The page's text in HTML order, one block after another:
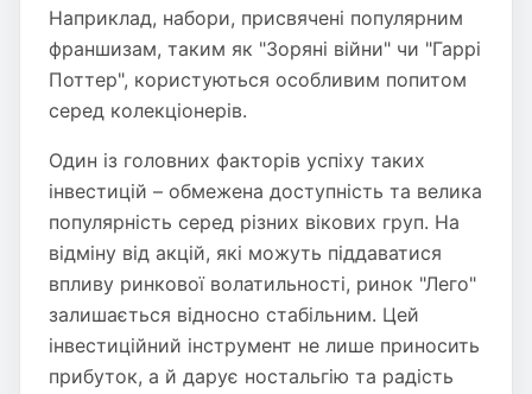
Наприклад, набори, присвячені популярним
франшизам, таким як "Зоряні війни" чи "Гаррі
Поттер", користуються особливим попитом
серед колекціонерів.
Один із головних факторів успіху таких
інвестицій – обмежена доступність та велика
популярність серед різних вікових груп. На
відміну від акцій, які можуть піддаватися
впливу ринкової волатильності, ринок "Лего"
залишається відносно стабільним. Цей
інвестиційний інструмент не лише приносить
прибуток, а й дарує ностальгію та радість